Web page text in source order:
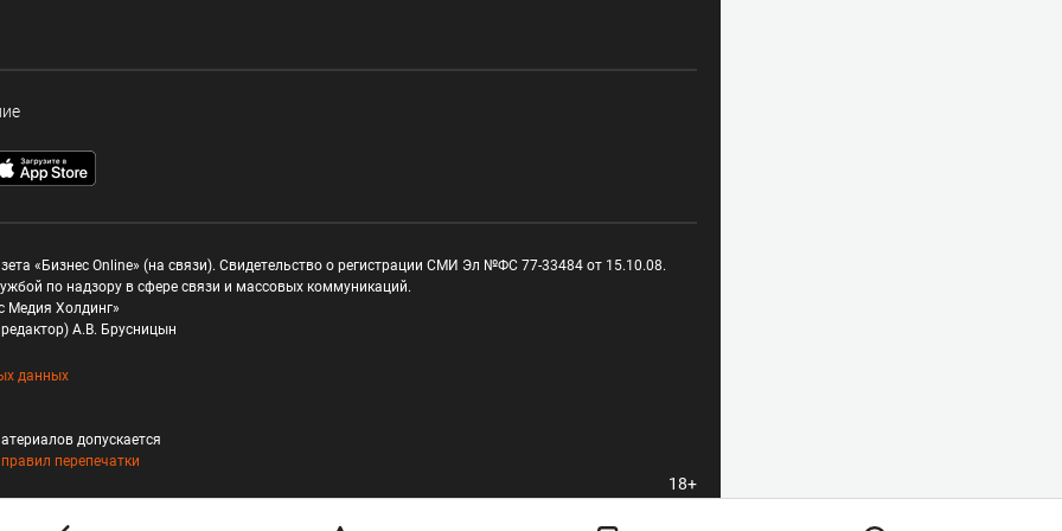
«Бизнес Online» (на связи). Свидетельство о регистрации СМИ Эл №ФС 77-33484 от 15.10.08.
по надзору в сфере связи и массовых коммуникаций.
Медия Холдинг»
А.В. Брусницын
данных
допускается
правил перепечатки
18+